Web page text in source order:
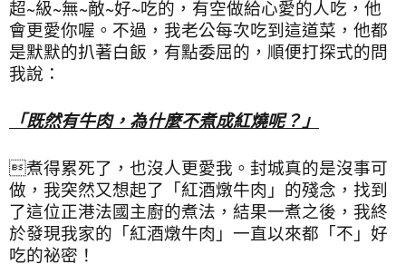
超~級~無~敵~好~吃的，有空做給心愛的人吃，他
會更愛你喔。不過，我老公每次吃到這道菜，他都
是默默的扒著白飯，有點委屈的，順便打探式的問
我說：
「既然有牛肉，為什麼不煮成紅燒呢？」
煮得累死了，也沒人更愛我。封城真的是沒事可
做，我突然又想起了「紅酒燉牛肉」的殘念，找到
了這位正港法國主廚的煮法，結果一煮之後，我終
於發現我家的「紅酒燉牛肉」一直以來都「不」好
吃的祕密！